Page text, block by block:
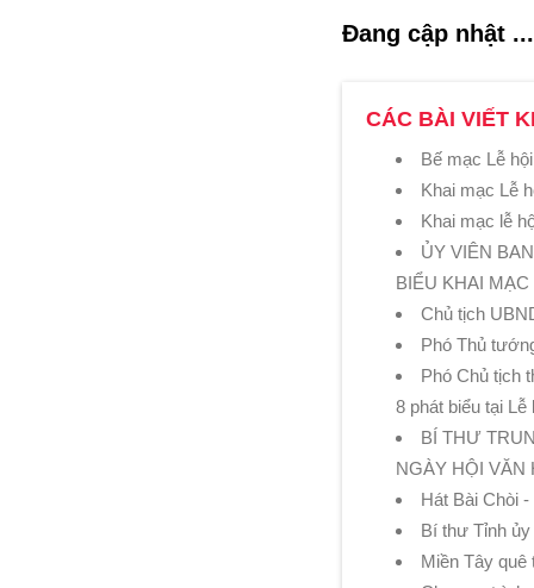
Đang cập nhật ...
CÁC BÀI VIẾT
Bế mạc Lễ
Khai mạc Lễ
Khai mạc lễ
ỦY VIÊN
BIỂU KHAI
Chủ tịch
Phó Thủ
Phó Chủ tịch
8 phát biểu tại Lễ
BÍ THƯ
NGÀY HỘI VĂN
Hát Bài Chòi
Bí thư Tỉnh
Miền Tây quê